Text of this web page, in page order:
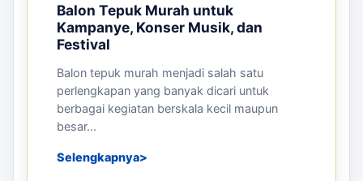
Balon Tepuk Murah untuk
Kampanye, Konser Musik, dan
Festival
Balon tepuk murah menjadi salah satu
perlengkapan yang banyak dicari untuk
berbagai kegiatan berskala kecil maupun
besar...
Selengkapnya